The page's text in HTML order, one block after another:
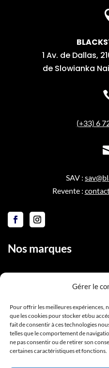
Gérer le
Pour offrir les meilleures expériences,
que les cookies pour stocker et/ou
fait de consentir à ces technologies
telles que le comportement de
ne pas consentir ou de retirer son
certaines caractéristiques et fonctions.
1 Av. de Dallas,
de Slowianka
(+33) 6
SAV :
Revente :
Nos marques
Notre
Conditions